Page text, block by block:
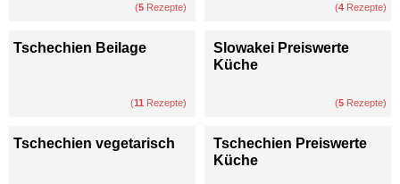
(5 Rezepte) (4 Rezepte)
Tschechien Beilage
(11 Rezepte)
Slowakei Preiswerte
Küche
(5 Rezepte)
Tschechien vegetarisch
Tschechien Preiswerte
Küche